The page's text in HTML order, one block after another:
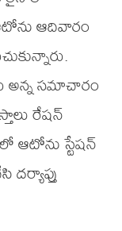
ఆదివారం
అన్న సమాచారం
రేషన్
ఆటోను స్టేషన్